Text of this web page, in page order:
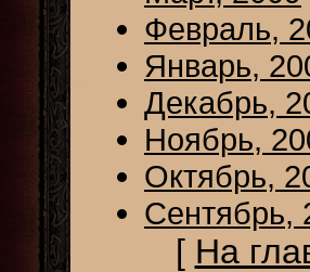
Февраль,
Январь,
Декабрь,
Ноябрь,
Октябрь,
Сентябрь,
[ На